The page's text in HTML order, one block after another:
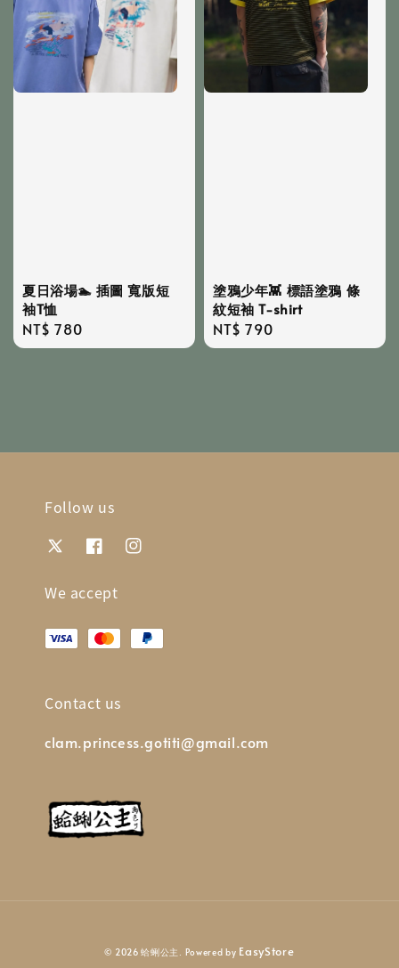
夏日浴場🏊 插圖 寬版短
袖T恤
Regular
price
NT$ 780
塗鴉少年👾 標語塗鴉 條
紋短袖 T-shirt
Regular
price
NT$ 790
Follow us
We accept
Contact us
clam.princess.gotiti@gmail.com
© 2026 蛤蜊公主. Powered by EasyStore